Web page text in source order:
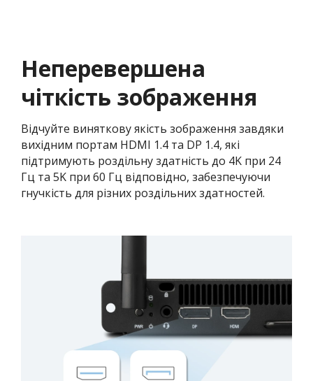
Неперевершена
чіткість зображення
Відчуйте виняткову якість зображення завдяки
вихідним портам HDMI 1.4 та DP 1.4, які
підтримують роздільну здатність до 4K при 24
Гц та 5K при 60 Гц відповідно, забезпечуючи
гнучкість для різних роздільних здатностей.